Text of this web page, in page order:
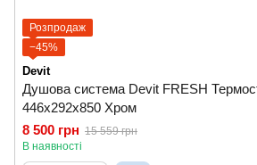
Розпродаж
−45%
Devit
Душова система Devit FRESH
446x292x850 Хром
8 500 грн 15 559 грн
В наявності